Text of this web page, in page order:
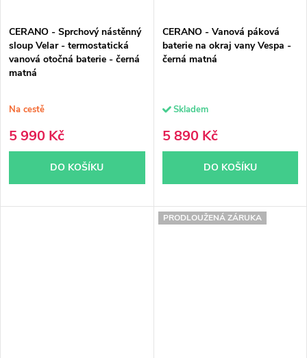
CERANO - Sprchový nástěnný
sloup Velar - termostatická
vanová otočná baterie - černá
matná
Na cestě
5 990 Kč
DO KOŠÍKU
CERANO - Vanová páková
baterie na okraj vany Vespa -
černá matná
Skladem
5 890 Kč
DO KOŠÍKU
PRODLOUŽENÁ ZÁRUKA